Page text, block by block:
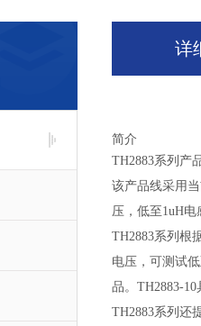
详
简介
TH2883系列产
该产品线采用
压，低至1uH电
TH2883系列根
电压，可测试
品。TH2883-
TH2883系列还